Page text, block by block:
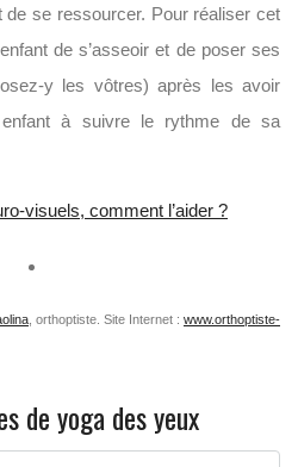
se ressourcer. Pour réaliser cet
de s’asseoir et de poser ses
y les vôtres) après les avoir
enfant à suivre le rythme de sa
visuels, comment l’aider ?
, orthoptiste. Site Internet : www.orthoptiste-
de yoga des yeux